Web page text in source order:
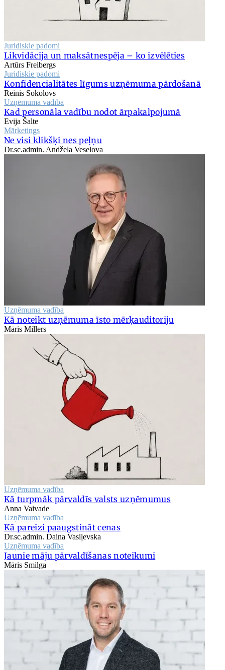
Juridiskie padomi
Likvidācija un maksātnespēja – ko izvēlēties
Artūrs Freibergs
Juridiskie padomi
Konfidencialitātes līgums uzņēmuma pārdošanā
Reinis Sokolovs
Uzņēmuma vadība
Kad personāla vadību nodot ārpakalpojumā
Evija Šalte
Mārketings
Ne visi klikšķi nes peļņu
Dr.sc.admin. Andžela Veselova
Uzņēmuma vadība
Kā noteikt uzņēmuma īsto mērķauditoriju
Māris Millers
Uzņēmuma vadība
Kā turpmāk pārvaldīs valsts uzņēmumus
Anna Vaivade
Uzņēmuma vadība
Kā pareizi paaugstināt cenas
Dr.sc.admin. Daina Vasiļevska
Uzņēmuma vadība
Jaunie māju pārvaldīšanas noteikumi
Māris Smilga